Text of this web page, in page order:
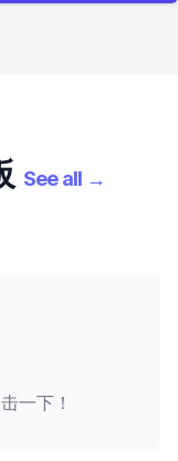
See all →
一下！